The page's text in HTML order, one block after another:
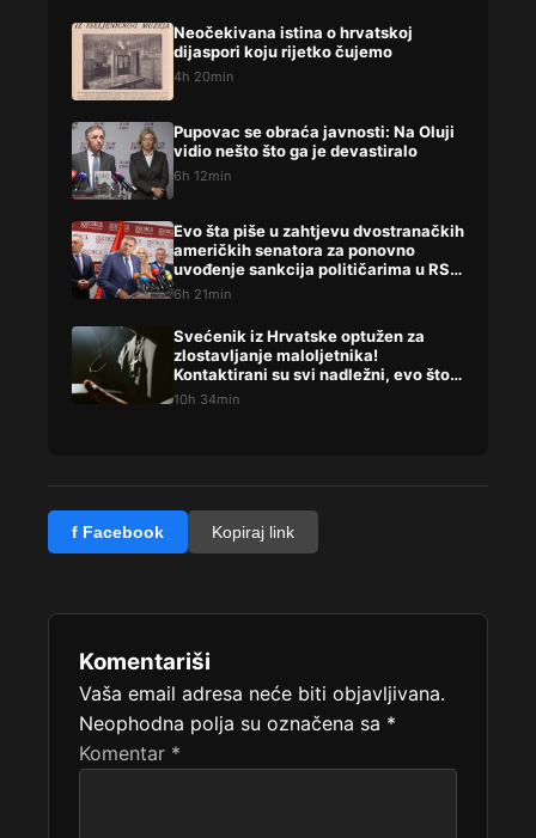
Neočekivana istina o hrvatskoj
dijaspori koju rijetko čujemo
4h 20min
Pupovac se obraća javnosti: Na Oluji
vidio nešto što ga je devastiralo
6h 12min
Evo šta piše u zahtjevu dvostranačkih
američkih senatora za ponovno
uvođenje sankcija političarima u RS-
u
6h 21min
Svećenik iz Hrvatske optužen za
zlostavljanje maloljetnika!
Kontaktirani su svi nadležni, evo što
su rekli
10h 34min
f Facebook Kopiraj link
Komentariši
Vaša email adresa neće biti objavljivana.
Neophodna polja su označena sa *
Komentar *